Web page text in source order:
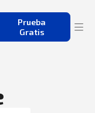
Prueba
Gratis